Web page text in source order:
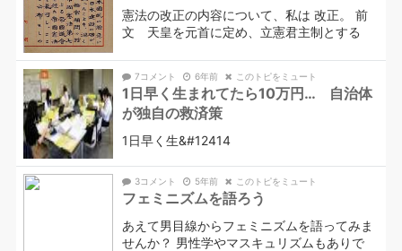
憲法の改正の内容について、私は 改正。 前
文 天皇を元首に定め、立憲君主制とする
7コメント 6年前 このトピをミュート
1日早く生まれてたら10万円… 自治体
が独自の救済策
1日早く生&#12414
3コメント 5年前 このトピをミュート
フェミニズムを語ろう
あえて男目線からフェミニズムを語ってみま
せんか？ 男性学やマスキュリズムもありで